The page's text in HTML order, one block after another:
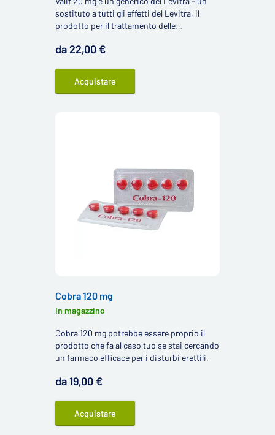
sostituto a tutti gli effetti del Levitra, il
prodotto per il trattamento delle
da 22,00 €
Acquistare
Cobra 120 mg
In magazzino
Cobra 120 mg potrebbe essere proprio il
prodotto che fa al caso tuo se stai cercando
un farmaco efficace per i disturbi erettili.
da 19,00 €
Acquistare